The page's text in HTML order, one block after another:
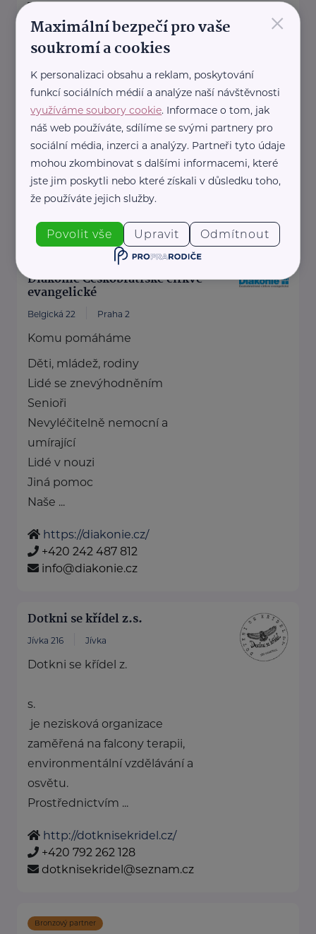
Diakonie ČCE - středisko BETLÉM
Císařova 394/27 Klobouky u Brna
Diakonie ČCE – středisko BETLÉM je nestátní
neziskovou organizací poskytující sociální
služby lidem s těžkým ...
http://www.betlem.org
komunikace@betlem.org
Diakonie Českobratrské církve
evangelické
Belgická 22 Praha 2
Komu pomáháme
Děti, mládež, rodiny
Lidé se znevýhodněním
Senioři
Nevyléčitelně nemocní a
umírající
Lidé v nouzi
Jiná pomoc
Naše ...
https://diakonie.cz/
+420 242 487 812
info@diakonie.cz
Dotkni se křídel z.s.
Jívka 216 Jívka
Dotkni se křídel z.
s.
je nezisková organizace
zaměřená na falcony terapii,
environmentální vzdělávání a
osvětu.
Prostřednictvím ...
http://dotknisekridel.cz/
+420 792 262 128
dotknisekridel@seznam.cz
Bronzový partner
×
Maximální bezpečí pro vaše
soukromí a cookies
K personalizaci obsahu a reklam, poskytování
funkcí sociálních médií a analýze naší návštěvnosti
využíváme soubory cookie. Informace o tom, jak
náš web používáte, sdílíme se svými partnery pro
sociální média, inzerci a analýzy. Partneři tyto údaje
mohou zkombinovat s dalšími informacemi, které
jste jim poskytli nebo které získali v důsledku toho,
že používáte jejich služby.
Povolit vše Upravit Odmítnout